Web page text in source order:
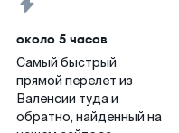
около 5 часов
Самый быстрый
прямой перелет из
Валенсии туда и
обратно, найденный на